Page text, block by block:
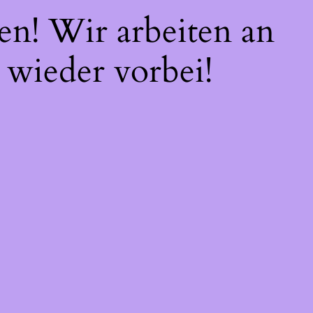
Wir arbeiten an
vorbei!